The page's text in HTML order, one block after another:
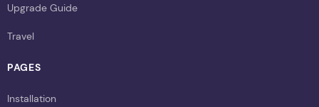
Upgrade Guide
Travel
PAGES
Installation